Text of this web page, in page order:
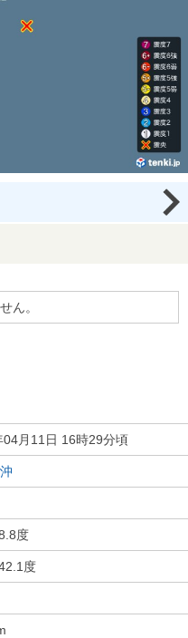
ん。
04月11日 16時29分頃
度
度